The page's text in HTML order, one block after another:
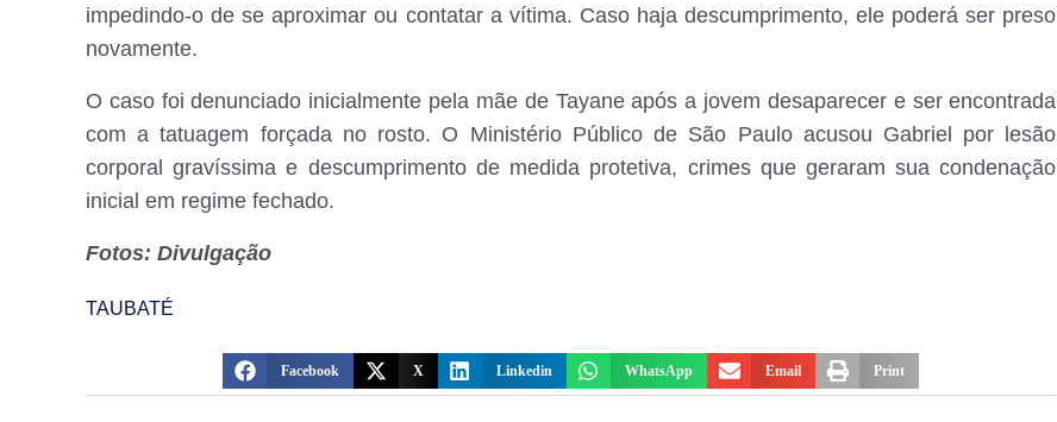
impedindo-o de se aproximar ou contatar a vítima. Caso haja descumprimento, ele poderá ser preso
novamente.
O caso foi denunciado inicialmente pela mãe de Tayane após a jovem desaparecer e ser encontrada
com a tatuagem forçada no rosto. O Ministério Público de São Paulo acusou Gabriel por lesão
corporal gravíssima e descumprimento de medida protetiva, crimes que geraram sua condenação
inicial em regime fechado.
Fotos: Divulgação
TAUBATÉ
Facebook X Linkedin WhatsApp Email Print